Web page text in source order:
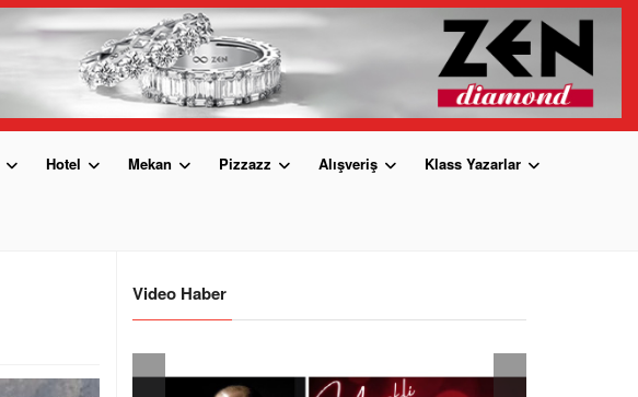
Hotel Mekan Pizzazz Alışveriş Klass Yazarlar
Video Haber